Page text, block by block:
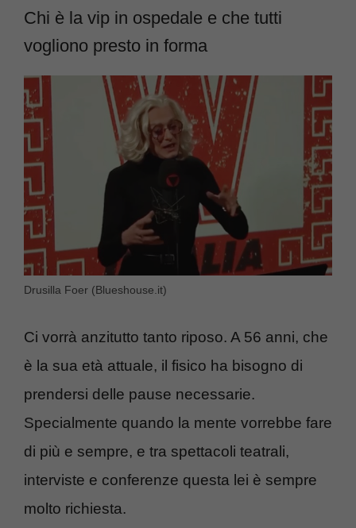
Chi è la vip in ospedale e che tutti
vogliono presto in forma
Drusilla Foer (Blueshouse.it)
Ci vorrà anzitutto tanto riposo. A 56 anni, che
è la sua età attuale, il fisico ha bisogno di
prendersi delle pause necessarie.
Specialmente quando la mente vorrebbe fare
di più e sempre, e tra spettacoli teatrali,
interviste e conferenze questa lei è sempre
molto richiesta.